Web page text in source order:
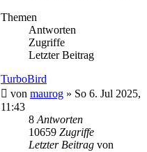
Themen
Antworten
Zugriffe
Letzter Beitrag
TurboBird
von maurog » So 6. Jul 2025,
11:43
8 Antworten
10659 Zugriffe
Letzter Beitrag von